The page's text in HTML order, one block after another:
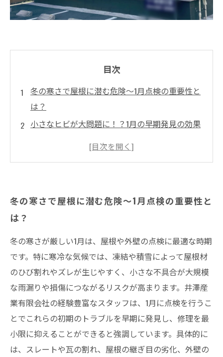
目次
冬の寒さで屋根に潜む危険～1月点検の重要性と
は？
小さなヒビが大問題に！？1月の早期発見の効果
る修理の秘訣
冬のメンテナンス策
1月点検で無駄な修理費用をカットする方法
まとめ
井澤産業有限会社│ 熱田区・南区・瑞穂区・港
区・中川区など名古屋市内および愛知県での施
工実績はこちら
冬の寒さで屋根に潜む危険～1月点検の重要性と
は？
冬の寒さが厳しい1月は、屋根や外壁の点検に最適な時期
です。特に寒冷な気候では、凍結や積雪によって屋根材
のひび割れやズレが生じやすく、小さな不具合が大規模
な雨漏りや損傷につながるリスクが高まります。井澤産
業有限会社の経験豊富なスタッフは、1月に点検を行うこ
とでこれらの初期のトラブルを早期に発見し、修理を最
小限に抑えることができると強調しています。具体的に
は、スレートや瓦の割れ、屋根の継ぎ目の劣化、外壁の